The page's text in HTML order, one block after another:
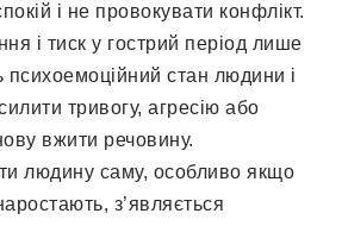
і не провокувати конфлікт.
і тиск у гострий період лише
психоемоційний стан людини і
тривогу, агресію або
вжити речовину.
людину саму, особливо якщо
з’являється